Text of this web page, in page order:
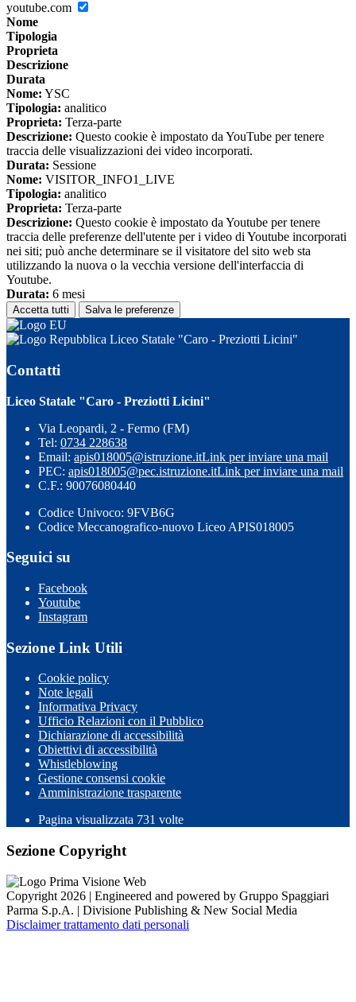
youtube.com
Nome
Tipologia
Proprieta
Descrizione
Durata
Nome: YSC
Tipologia: analitico
Proprieta: Terza-parte
Descrizione: Questo cookie è impostato da YouTube per tenere
traccia delle visualizzazioni dei video incorporati.
Durata: Sessione
Nome: VISITOR_INFO1_LIVE
Tipologia: analitico
Proprieta: Terza-parte
Descrizione: Questo cookie è impostato da Youtube per tenere
traccia delle preferenze dell'utente per i video di Youtube incorporati
nei siti; può anche determinare se il visitatore del sito web sta
utilizzando la nuova o la vecchia versione dell'interfaccia di
Youtube.
Durata: 6 mesi
Accetta tutti Salva le preferenze
Liceo Statale "Caro - Preziotti Licini"
Contatti
Liceo Statale "Caro - Preziotti Licini"
Via Leopardi, 2 - Fermo (FM)
Tel: 0734 228638
Email: apis018005@istruzione.itLink per inviare una mail
PEC: apis018005@pec.istruzione.itLink per inviare una mail
C.F.: 90076080440
Codice Univoco: 9FVB6G
Codice Meccanografico-nuovo Liceo APIS018005
Seguici su
Facebook
Youtube
Instagram
Sezione Link Utili
Cookie policy
Note legali
Informativa Privacy
Ufficio Relazioni con il Pubblico
Dichiarazione di accessibilità
Obiettivi di accessibilità
Whistleblowing
Gestione consensi cookie
Amministrazione trasparente
Pagina visualizzata 731 volte
Sezione Copyright
Copyright 2026 | Engineered and powered by Gruppo Spaggiari
Parma S.p.A. | Divisione Publishing & New Social Media
Disclaimer trattamento dati personali